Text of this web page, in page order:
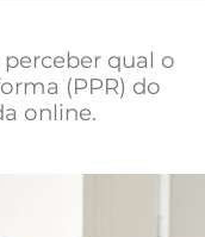
qual o
(PPR) do
online.